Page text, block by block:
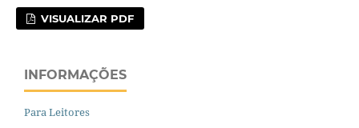
VISUALIZAR PDF
INFORMAÇÕES
Para Leitores